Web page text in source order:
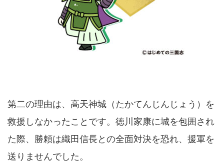
第二の理由は、高天神城（たかてんじんじょう）を
救援しなかったことです。徳川家康に城を包囲され
た際、勝頼は織田信長との全面対決を恐れ、援軍を
送りませんでした。